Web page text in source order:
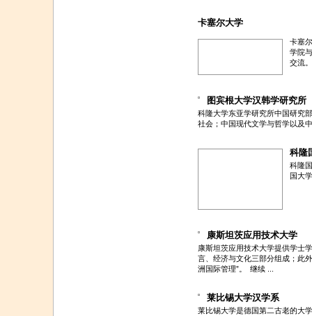
卡塞尔大学
卡塞
学院
交流。
图宾根大学汉韩学研究所
科隆大学东亚学研究所中国研究
社会；中国现代文学与哲学以及
科隆
科隆
国大
康斯坦茨应用技术大学
康斯坦茨应用技术大学提供学士
言、经济与文化三部分组成；此
洲国际管理”。
继续 ...
莱比锡大学汉学系
莱比锡大学是德国第二古老的大